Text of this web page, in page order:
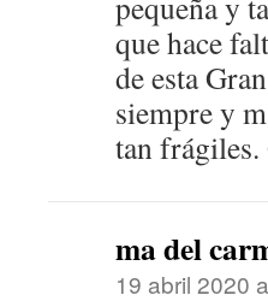
que hace
de esta
siempre y
tan frágiles.
ma del
19 abril 2020